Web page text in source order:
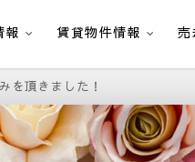
報 賃貸物件情報 売
を頂きました！